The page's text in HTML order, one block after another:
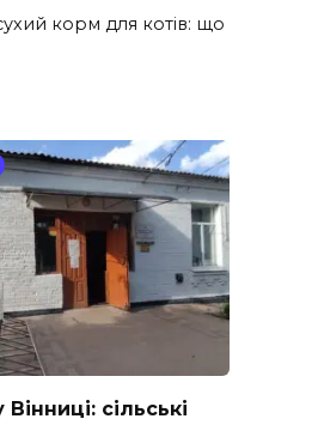
корм для котів: що
Вінниці: сільські